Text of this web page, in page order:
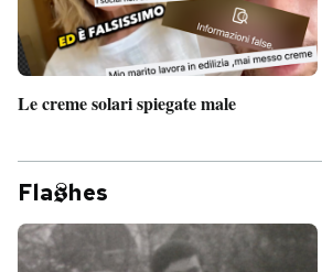
Le creme solari spiegate male
Fla hes